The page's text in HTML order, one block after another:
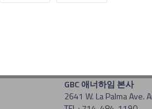
GBC 애너하임 본사
2641 W. La Palma Ave.